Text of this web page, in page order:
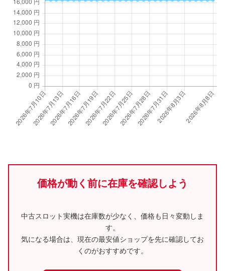
価格が動く前に在庫を確認しよう
中古スロット実機は在庫数が少なく、価格も日々変動しま
す。
気になる場合は、現在の最安値ショップを先に確認してお
くのがおすすめです。